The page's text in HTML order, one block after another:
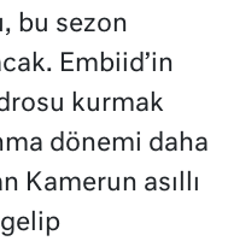
bu sezon
Embiid’in
kurmak
dönemi daha
Kamerun asıllı